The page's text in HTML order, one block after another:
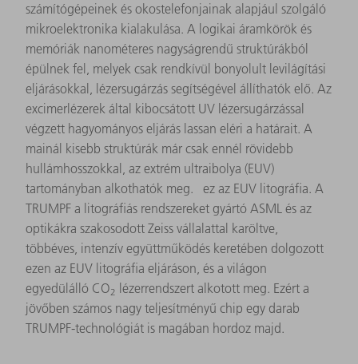
számítógépeinek és okostelefonjainak alapjául szolgáló
mikroelektronika kialakulása. A logikai áramkörök és
memóriák nanométeres nagyságrendű struktúrákból
épülnek fel, melyek csak rendkívül bonyolult levilágítási
eljárásokkal, lézersugárzás segítségével állíthatók elő. Az
excimerlézerek által kibocsátott UV lézersugárzással
végzett hagyományos eljárás lassan eléri a határait. A
mainál kisebb struktúrák már csak ennél rövidebb
hullámhosszokkal, az extrém ultraibolya (EUV)
tartományban alkothatók meg. ez az EUV litográfia. A
TRUMPF a litográfiás rendszereket gyártó ASML és az
optikákra szakosodott Zeiss vállalattal karöltve,
többéves, intenzív együttműködés keretében dolgozott
ezen az EUV litográfia eljáráson, és a világon
egyedülálló CO2 lézerrendszert alkotott meg. Ezért a
jövőben számos nagy teljesítményű chip egy darab
TRUMPF-technológiát is magában hordoz majd.